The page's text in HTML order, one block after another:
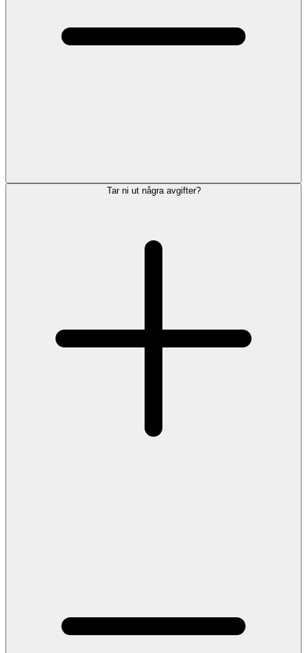
Tar ni ut några avgifter?